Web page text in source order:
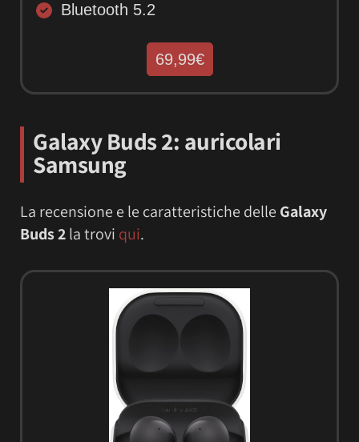
Bluetooth 5.2
69,99€
Galaxy Buds 2: auricolari
Samsung
La recensione e le caratteristiche delle Galaxy
Buds 2la trovi qui.